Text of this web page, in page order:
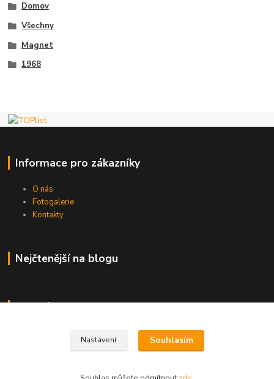
Domov
Všechny
Magnet
1968
Informace pro zákazníky
O nás
Fotogalerie
Kontakty
Nejčtenější na blogu
Kde nás najdete
Nastavení Souhlasím